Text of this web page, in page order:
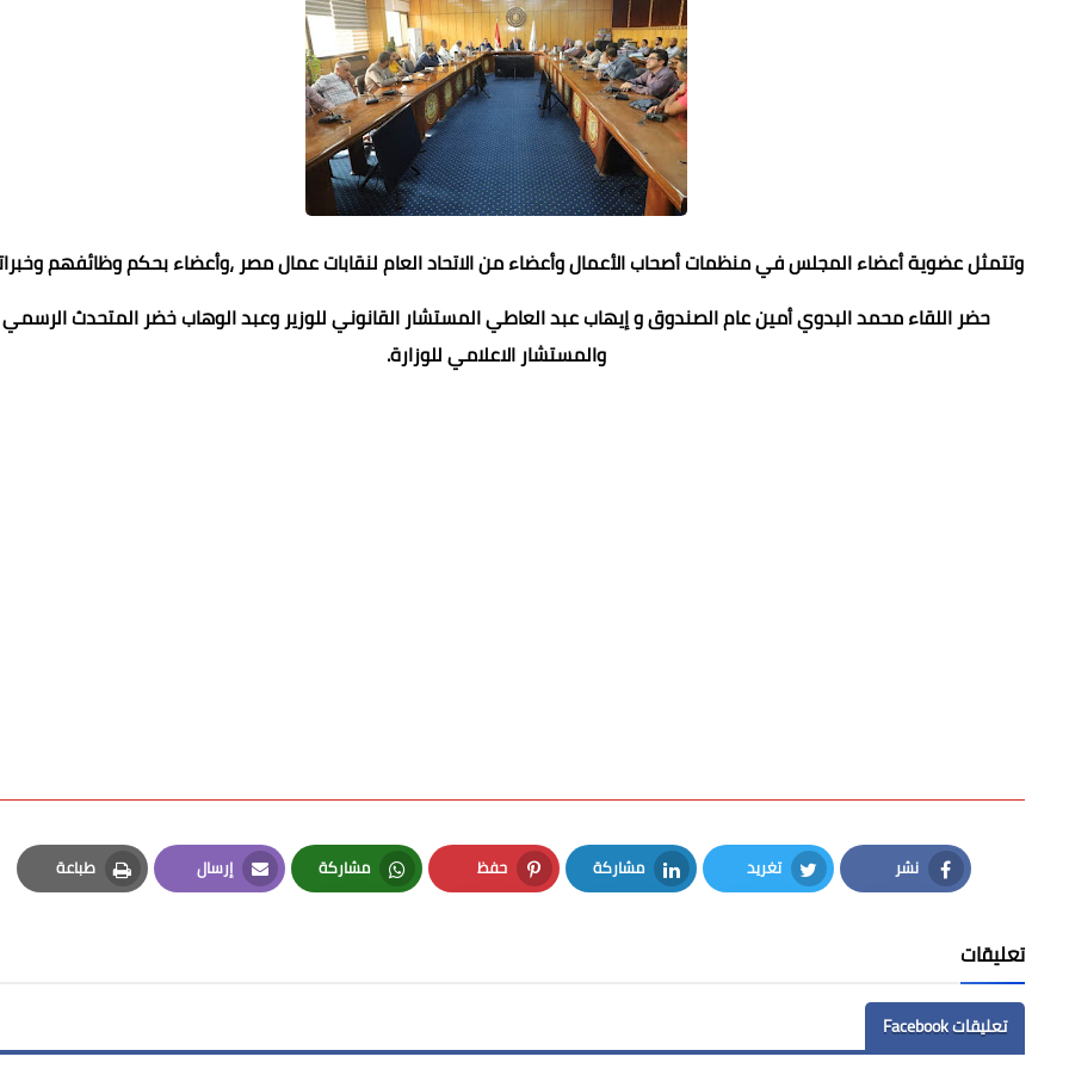
وتتمثل عضوية أعضاء المجلس في منظمات أصحاب الأعمال وأعضاء من الاتحاد العام لنقابات عمال مصر ،وأعضاء بحكم وظائفهم
حضر اللقاء محمد البدوي أمين عام الصندوق و إيهاب عبد العاطي المستشار القانوني للوزير وعبد الوهاب خضر المتحدث الرسمي
والمستشار الاعلامي للوزارة.
نشر
Facebook
تغريد
Twitter
مشاركة
LinkedIn
حفظ
Pinterest
مشاركة
Whatsapp
إرسال
Email
طباعة
Print
تعليقات
تعليقات Facebook